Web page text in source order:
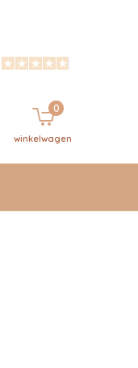
winkelwagen
0